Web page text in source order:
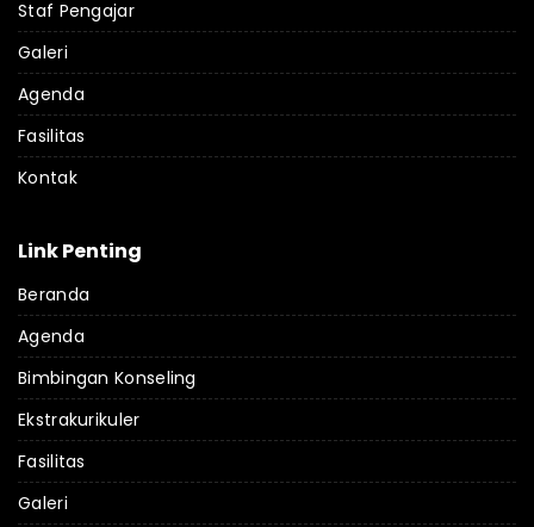
Staf Pengajar
Galeri
Agenda
Fasilitas
Kontak
Link Penting
Beranda
Agenda
Bimbingan Konseling
Ekstrakurikuler
Fasilitas
Galeri